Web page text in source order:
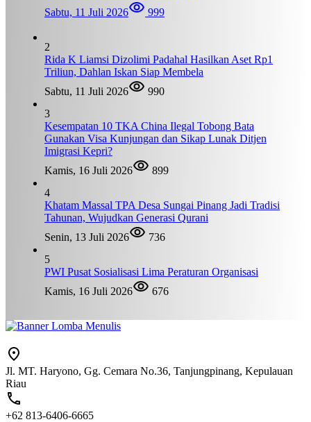
Sabtu, 11 Juli 2026
999
2
Rida K Liamsi Dizolimi Padahal Hasilkan Aset Rp1
Triliun, Dahlan Iskan Siap Membela
Sabtu, 11 Juli 2026
990
3
Kesempatan 10 TKA China Ilegal Tobong Bata
Gunakan Visa Kunjungan dan Sikap Lunak Ditjen
Imigrasi Kepri?
Kamis, 16 Juli 2026
899
4
Khatam Massal TPA Desa Sungai Pinang Jadi Tradisi
Tahunan, Wujudkan Generasi Qurani
Senin, 13 Juli 2026
736
5
PWI Pusat Sosialisasi Lima Peraturan Organisasi
Kamis, 16 Juli 2026
676
Jl. MT. Haryono, Gg. Cemara No.36, Tanjungpinang, Kepulauan
Riau
+62 813-6406-6665